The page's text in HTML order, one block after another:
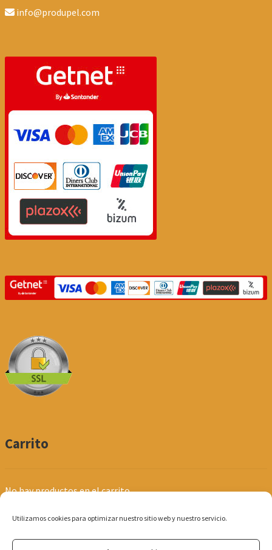
Utilizamos cookies para optimizar nuestro sitio web y nuestro servicio.
info@produpel.com
Carrito
No hay productos en el carrito.